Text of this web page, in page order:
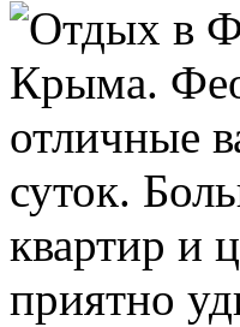
Отдых в
Крыма.
отличные
суток.
квартир и
приятно